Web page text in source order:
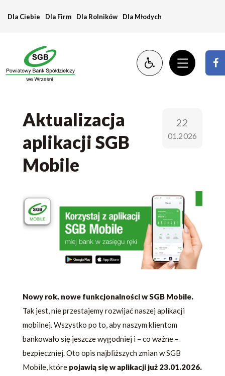
Aktualizacja
SGB
Mobile
Dla Ciebie Dla Firm Dla Rolników Dla Młodych
Aktualizacja
aplikacji SGB
Mobile
22
01.2026
Nowy rok, nowe funkcjonalności w SGB Mobile.
Tak jest, nie przestajemy rozwijać naszej aplikacji
mobilnej. Wszystko po to, aby naszym klientom
bankowało się jeszcze wygodniej i – co ważne –
bezpieczniej. Oto opis najbliższych zmian w SGB
Mobile, które pojawią się w aplikacji już 23.01.2026.